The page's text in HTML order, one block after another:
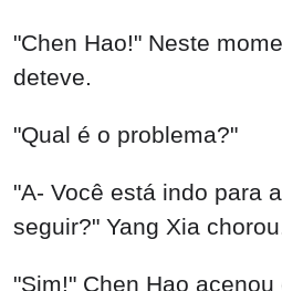
"Chen Hao!" Neste
deteve.
"Qual é o problema?"
"A- Você está indo para
seguir?" Yang Xia
"Sim!" Chen Hao acenou